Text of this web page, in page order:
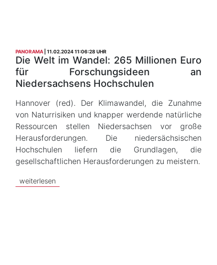
PANORAMA 11.02.2024 11:06:28 UHR
Die Welt im Wandel: 265 Millionen Euro
für Forschungsideen an
Niedersachsens Hochschulen
Hannover (red). Der Klimawandel, die Zunahme
von Naturrisiken und knapper werdende natürliche
Ressourcen stellen Niedersachsen vor große
Herausforderungen. Die niedersächsischen
Hochschulen liefern die Grundlagen, die
gesellschaftlichen Herausforderungen zu meistern.
weiterlesen